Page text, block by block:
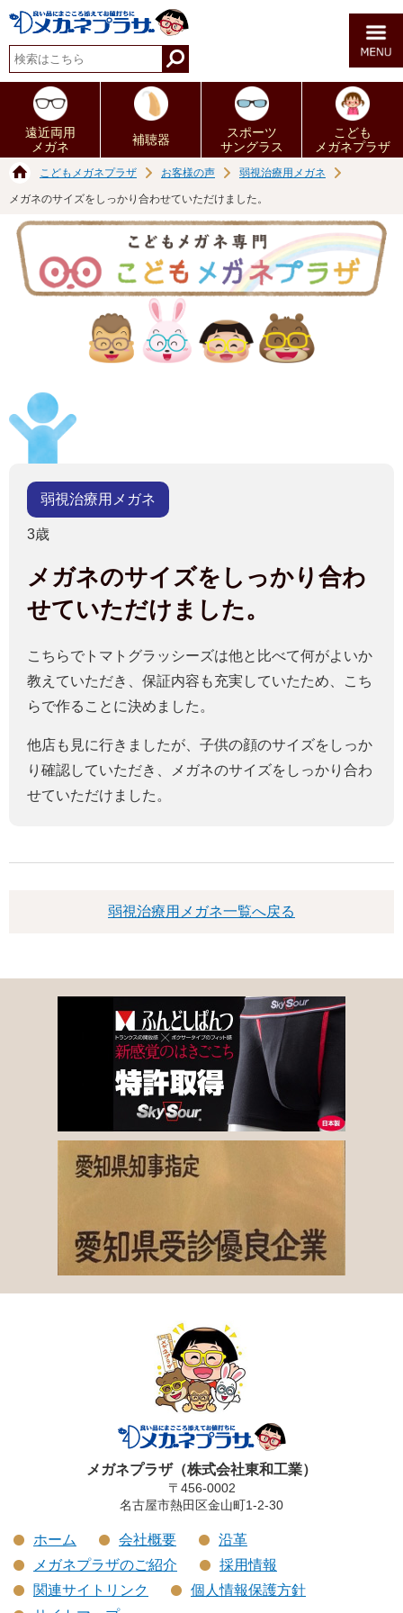
遠近両用
メガネ
補聴器
スポーツ
サングラス
こども
メガネプラザ
こどもメガネプラザ お客様の声 弱視治療用メガネ
メガネのサイズをしっかり合わせていただけました。
弱視治療用メガネ
3歳
メガネのサイズをしっかり合わ
せていただけました。
こちらでトマトグラッシーズは他と比べて何がよいか
教えていただき、保証内容も充実していたため、こち
らで作ることに決めました。
他店も見に行きましたが、子供の顔のサイズをしっか
り確認していただき、メガネのサイズをしっかり合わ
せていただけました。
弱視治療用メガネ一覧へ戻る
メガネプラザ（株式会社東和工業）
〒456-0002
名古屋市熱田区金山町1-2-30
ホーム 会社概要
沿革
メガネプラザのご紹介
採用情報
関連サイトリンク
個人情報保護方針